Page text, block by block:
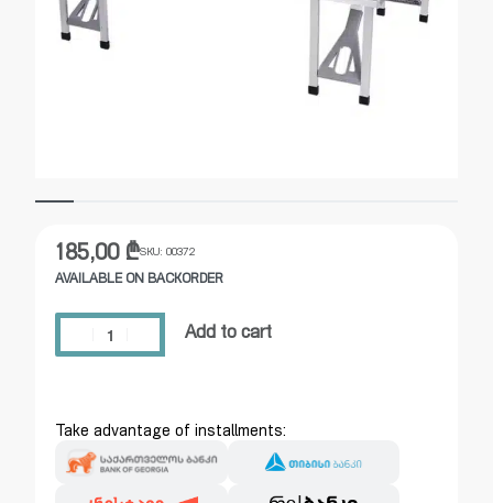
185,00 ₾SKU: 00372
AVAILABLE ON BACKORDER
Add to cart
Take advantage of installments: